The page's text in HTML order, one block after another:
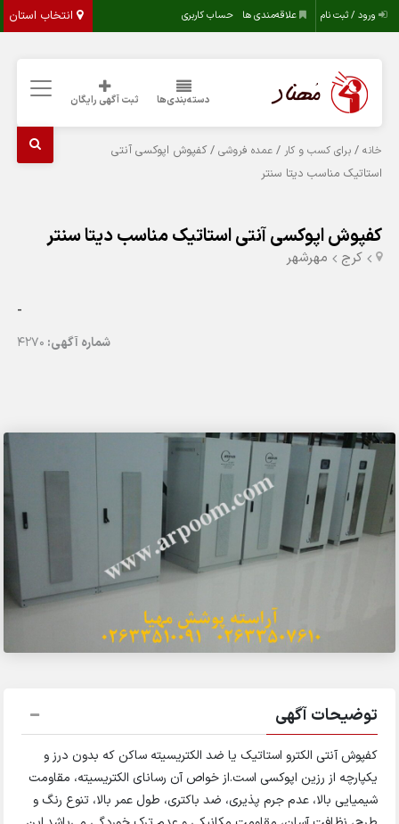
انتخاب استان ورود / ثبت نام علاقه‌مندی ها حساب کاربری
دسته‌بندی‌ها ثبت آگهی رایگان
خانه /برای کسب و کار /عمده فروشی / کفپوش اپوکسی آنتی
استاتیک مناسب دیتا سنتر
کفپوش اپوکسی آنتی استاتیک مناسب دیتا سنتر
کرج مهرشهر
-
شماره آگهی: 4270
توضیحات آگهی
کفپوش آنتی الکترو استاتیک یا ضد الکتریسیته ساکن که بدون درز و
یکپارچه از رزین اپوکسی است.از خواص آن رسانای الکتریسیته، مقاومت
شیمیایی بالا، عدم جرم پذیری، ضد باکتری، طول عمر بالا، تنوع رنگ و